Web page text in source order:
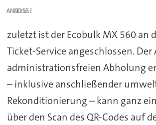
ANZEIGE
zuletzt ist der Ecobulk MX 560 an
Ticket-Service angeschlossen.
administrationsfreien Abholung
– inklusive anschließender
Rekonditionierung – kann ganz
über den Scan des QR-Codes auf